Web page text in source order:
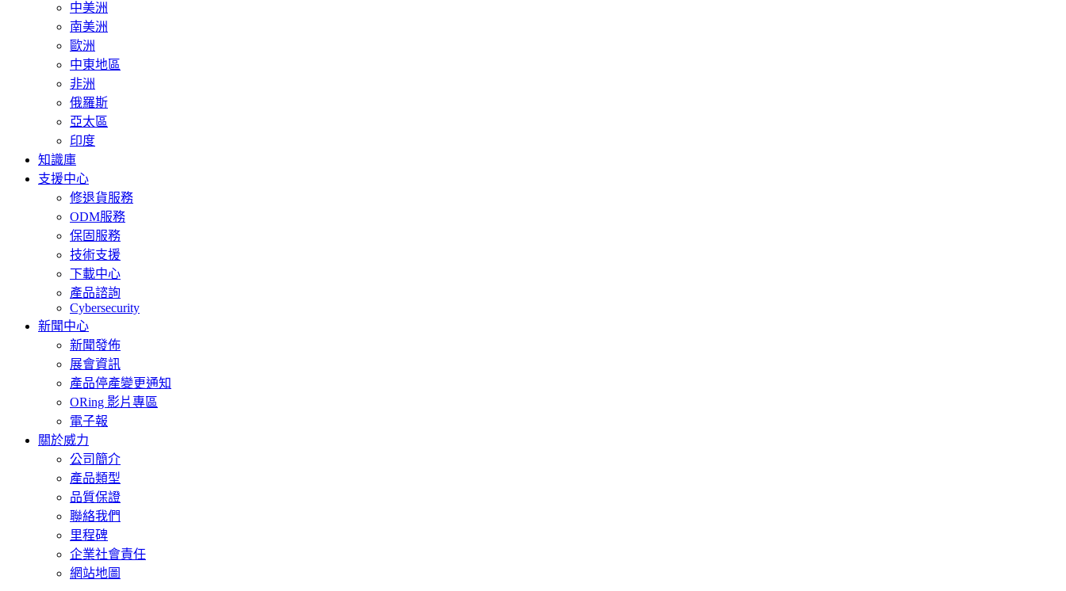
中美洲
南美洲
歐洲
中東地區
非洲
俄羅斯
亞太區
印度
知識庫
支援中心
修退貨服務
ODM服務
保固服務
技術支援
下載中心
產品諮詢
Cybersecurity
新聞中心
新聞發佈
展會資訊
產品停產變更通知
ORing 影片專區
電子報
關於威力
公司簡介
產品類型
品質保證
聯絡我們
里程碑
企業社會責任
網站地圖